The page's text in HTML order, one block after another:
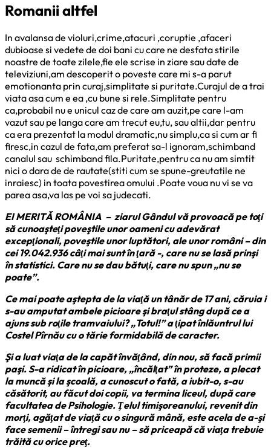
Romanii altfel
In avalansa de violuri,crime,atacuri ,coruptie ,afaceri
dubioase si vedete de doi bani cu care ne desfata stirile
noastre de toate zilele,fie ele scrise in ziare sau date de
televiziuni,am descoperit o poveste care mi s-a parut
emotionanta prin curaj,simplitate si puritate.Curajul de a trai
viata asa cum e ea ,cu bune si rele.Simplitate pentru
ca,probabil nu e unicul caz de care am auzit,pe care l-am
vazut sau pe langa care am trecut eu,tu, sau altii,dar pentru
ca era prezentat la modul dramatic,nu simplu,ca si cum ar fi
firesc,in cazul de fata,am preferat sa-l ignoram,schimband
canalul sau schimband fila.Puritate,pentru ca nu am simtit
nici o dara de de rautate(stiti cum se spune-greutatile ne
inraiesc) in toata povestirea omului .Poate voua nu vi se va
parea asa,va las pe voi sa judecati.
EI MERITĂ ROMÂNIA – ziarul Gândul vă provoacă pe toţi
să cunoaşteţi poveştile unor oameni cu adevărat
excepţionali, poveştile unor luptători, ale unor români – din
cei 19.042.936 câţi mai sunt în ţară -, care nu se lasă prinşi
în statistici. Care nu se dau bătuţi, care nu spun „nu se
poate”.
Ce mai poate aştepta de la viaţă un tânăr de 17 ani, căruia i
s-au amputat ambele picioare şi braţul stâng după ce a
ajuns sub roţile tramvaiului? „Totul!” a ţipat înlăuntrul lui
Costel Pîrnău cu o tărie formidabilă de caracter.
Şi a luat viaţa de la capăt învăţând, din nou, să facă primii
paşi. S-a ridicat în picioare, „încălţat” în proteze, a plecat
la muncă şi la şcoală, a cunoscut o fată, a iubit-o, s-au
căsătorit, au făcut doi copii, va termina liceul, după care
facultatea de Psihologie. Ţelul timişoreanului, revenit din
morţi, agăţat de viaţă cu o singură mână, este acela de a-şi
face semenii – întregi sau nu – să priceapă că viaţa trebuie
trăită cu orice preţ.